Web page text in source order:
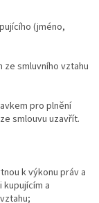
(jméno,
ze smluvního vztahu
pro plnění
smlouvu uzavřít.
k výkonu práv a
a